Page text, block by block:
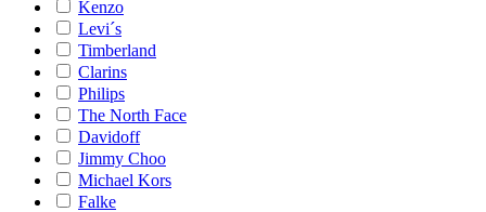
Kenzo
Levi´s
Timberland
Clarins
Philips
The North Face
Davidoff
Jimmy Choo
Michael Kors
Falke